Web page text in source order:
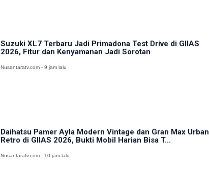
Suzuki XL7 Terbaru Jadi Primadona Test Drive di GIIAS
2026, Fitur dan Kenyamanan Jadi Sorotan
Nusantaratv.com - 9 jam lalu
Daihatsu Pamer Ayla Modern Vintage dan Gran Max Urban
Retro di GIIAS 2026, Bukti Mobil Harian Bisa T...
Nusantaratv.com - 10 jam lalu